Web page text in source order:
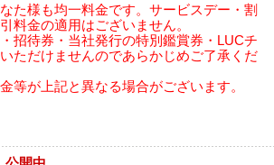
た様も均一料金です。サービスデー・割
料金の適用はございません。
招待券・当社発行の特別鑑賞券・LUCチ
ただけませんのであらかじめご了承くだ
等が上記と異なる場合がございます。